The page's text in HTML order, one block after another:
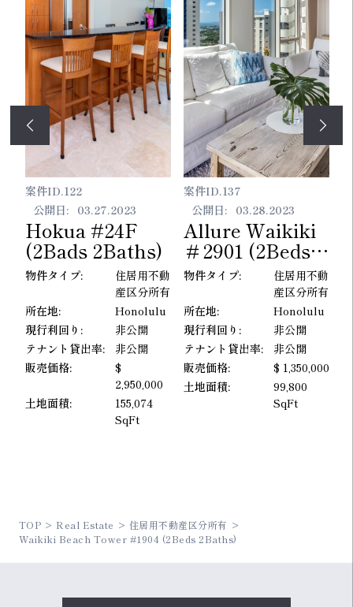
案件ID.122
公開日:
03.27.2023
Hokua #24F
(2Bads 2Baths)
物件タイプ:
住居用不動
産区分所有
所在地:
Honolulu
現行利回り:
非公開
テナント貸出率:
非公開
販売価格:
$
2,950,000
土地面積:
155,074
SqFt
案件ID.137
公開日:
03.28.2023
Allure Waikiki
＃2901 (2Beds
2Baths)
物件タイプ:
住居用不動
産区分所有
所在地:
Honolulu
現行利回り:
非公開
テナント貸出率:
非公開
販売価格:
$ 1,350,000
土地面積:
99,800
SqFt
TOP Real Estate
住居用不動産区分所有
Waikiki Beach Tower #1904 (2Beds 2Baths)